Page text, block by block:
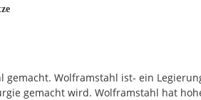
Wolframstahl ist- ein
gemacht wird. Wolframstahl hat